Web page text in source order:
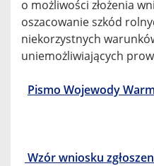
o możliwości złożenia
oszacowanie szkód
niekorzystnych
uniemożliwiających
Pismo Wojewody
Wzór wniosku